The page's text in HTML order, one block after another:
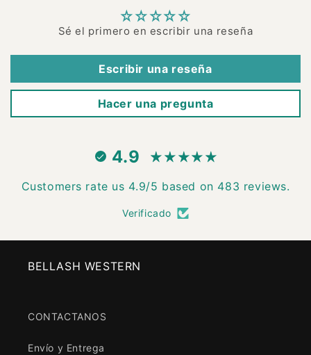
Sé el primero en escribir una reseña
Escribir una reseña
Hacer una pregunta
4.9
Customers rate us 4.9/5 based on 483 reviews.
Verificado
BELLASH WESTERN
CONTACTANOS
Envío y Entrega